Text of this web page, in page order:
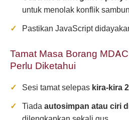
untuk menolak konflik
Pastikan JavaScript
Tamat Masa Borang
Perlu Diketahui
Sesi tamat selepas kira-kira
Tiadaautosimpan atau ciri